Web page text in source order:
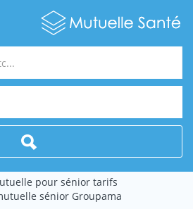
pour sénior tarifs
sénior Groupama